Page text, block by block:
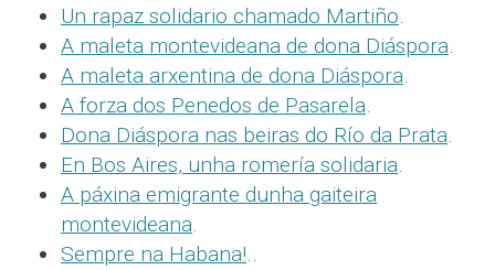
Un rapaz solidario chamado Martiño.
A maleta montevideana de dona Diáspora.
A maleta arxentina de dona Diáspora.
A forza dos Penedos de Pasarela.
Dona Diáspora nas beiras do Río da Prata.
En Bos Aires, unha romería solidaria.
A páxina emigrante dunha gaiteira
montevideana.
Sempre na Habana!..